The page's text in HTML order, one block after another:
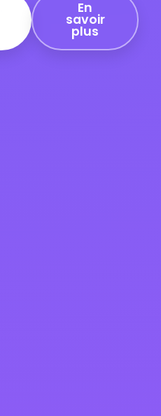
En
savoir
plus